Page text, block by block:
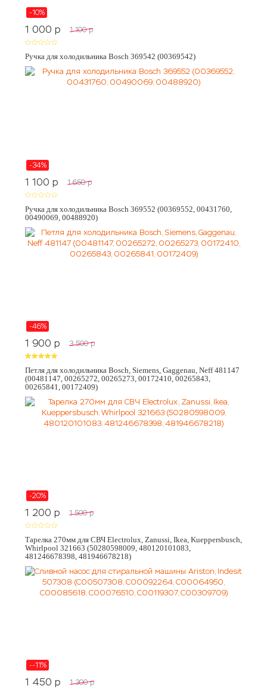
-10%
1 000 p 1 100 p
Ручка для холодильника Bosch 369542 (00369542)
-34%
1 100 p 1 650 p
Ручка для холодильника Bosch 369552 (00369552, 00431760,
00490069, 00488920)
-46%
1 900 p 3 500 p
Петля для холодильника Bosch, Siemens, Gaggenau, Neff 481147
(00481147, 00265272, 00265273, 00172410, 00265843,
00265841, 00172409)
-20%
1 200 p 1 500 p
Тарелка 270мм для СВЧ Electrolux, Zanussi, Ikea, Kueppersbusch,
Whirlpool 321663 (50280598009, 480120101083,
481246678398, 481946678218)
--11%
1 450 p 1 300 p